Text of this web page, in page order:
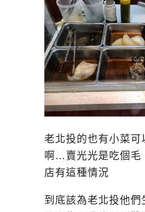
老北投的也有小菜可
啊…賣光光是吃個毛
店有這種情況
到底該為老北投他們